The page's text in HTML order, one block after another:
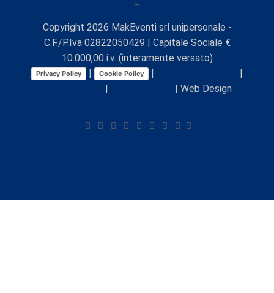
Copyright 2026 MakEventi srl unipersonale -
C.F./P.Iva 02822050429 | Capitale Sociale €
10.000,00 i.v. (interamente versato)
Privacy Policy | Cookie Policy |
|
|
| Web Design